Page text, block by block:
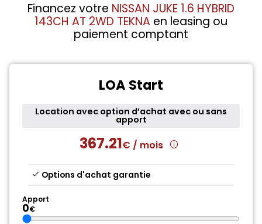
Financez votre NISSAN JUKE 1.6 HYBRID
143CH AT 2WD TEKNA en leasing ou
paiement comptant
LOA Start
Location avec option d’achat avec ou sans
apport
367.21€ / mois
Options d'achat garantie
Apport
0€